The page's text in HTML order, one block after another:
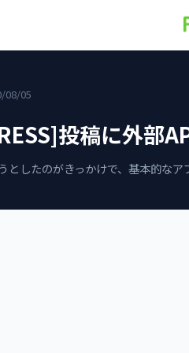
08/05
投稿に外部
としたのがきっかけで、基本的な